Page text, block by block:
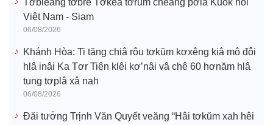
Tơbleăng tơƀrê Tơkêa tơrŭm cheăng pơla Kuô̆k hô̆i
Việt Nam - Siam
06/08/2026
Khánh Hòa: Ti tăng chiâ rôu tơkŭm kơxêng kiâ mô đô̆i
hlâ inâi Ka Tơr Tiên klêi kơ’nâi vâ chê 60 hơnăm hlâ
tung tơplâ xâ nah
06/08/2026
Đăi tươ̆ng Trịnh Văn Quyết veăng “Hâi tơkŭm xah hêi